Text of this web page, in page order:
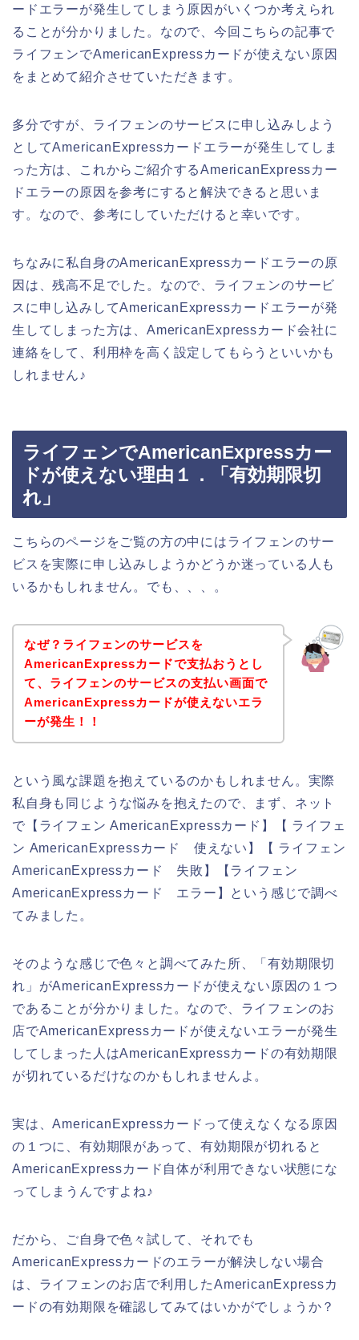
ードエラーが発生してしまう原因がいくつか考えられ
ることが分かりました。なので、今回こちらの記事で
ライフェンでAmericanExpressカードが使えない原因
をまとめて紹介させていただきます。
多分ですが、ライフェンのサービスに申し込みしよう
としてAmericanExpressカードエラーが発生してしま
った方は、これからご紹介するAmericanExpressカー
ドエラーの原因を参考にすると解決できると思いま
す。なので、参考にしていただけると幸いです。
ちなみに私自身のAmericanExpressカードエラーの原
因は、残高不足でした。なので、ライフェンのサービ
スに申し込みしてAmericanExpressカードエラーが発
生してしまった方は、AmericanExpressカード会社に
連絡をして、利用枠を高く設定してもらうといいかも
しれません♪
ライフェンでAmericanExpressカー
ドが使えない理由１．「有効期限切
れ」
こちらのページをご覧の方の中にはライフェンのサー
ビスを実際に申し込みしようかどうか迷っている人も
いるかもしれません。でも、、、。
なぜ？ライフェンのサービスを
AmericanExpressカードで支払おうとし
て、ライフェンのサービスの支払い画面で
AmericanExpressカードが使えないエラ
ーが発生！！
という風な課題を抱えているのかもしれません。実際
私自身も同じような悩みを抱えたので、まず、ネット
で【ライフェン AmericanExpressカード】【 ライフェ
ン AmericanExpressカード 使えない】【 ライフェン
AmericanExpressカード 失敗】【ライフェン
AmericanExpressカード エラー】という感じで調べ
てみました。
そのような感じで色々と調べてみた所、「有効期限切
れ」がAmericanExpressカードが使えない原因の１つ
であることが分かりました。なので、ライフェンのお
店でAmericanExpressカードが使えないエラーが発生
してしまった人はAmericanExpressカードの有効期限
が切れているだけなのかもしれませんよ。
実は、AmericanExpressカードって使えなくなる原因
の１つに、有効期限があって、有効期限が切れると
AmericanExpressカード自体が利用できない状態にな
ってしまうんですよね♪
だから、ご自身で色々試して、それでも
AmericanExpressカードのエラーが解決しない場合
は、ライフェンのお店で利用したAmericanExpressカ
ードの有効期限を確認してみてはいかがでしょうか？